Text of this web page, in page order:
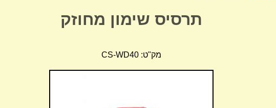
תרסיס שימון מחוזק
מק"ט: CS-WD40